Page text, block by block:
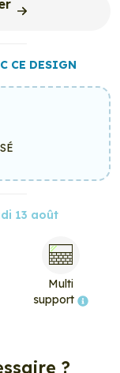
CE DESIGN
13 août
Multi
support
?